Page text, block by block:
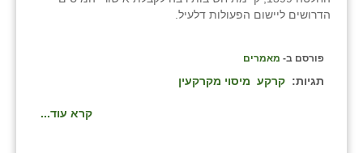
הדרושים ליישום הפעולות דלעיל.
פורסם ב- מאמרים
תגיות: קרקע מיסוי מקרקעין
קרא עוד...